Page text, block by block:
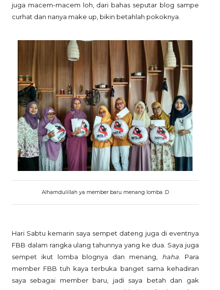
juga macem-macem loh, dari bahas seputar blog sampe
curhat dan nanya make up, bikin betahlah pokoknya.
Alhamdulillah ya member baru menang lomba :D
Hari Sabtu kemarin saya sempet dateng juga di eventnya
FBB dalam rangka ulang tahunnya yang ke dua. Saya juga
sempet ikut lomba blognya dan menang, haha. Para
member FBB tuh kaya terbuka banget sama kehadiran
saya sebagai member baru, jadi saya betah dan gak